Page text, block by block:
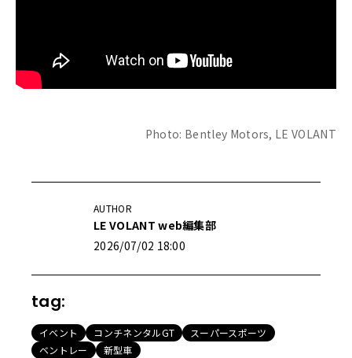
Photo: Bentley Motors, LE VOLANT
AUTHOR
LE VOLANT web編集部
2026/07/02 18:00
tag:
イベント コンチネンタルGT
スーパースポーツ
ベントレー
新型車